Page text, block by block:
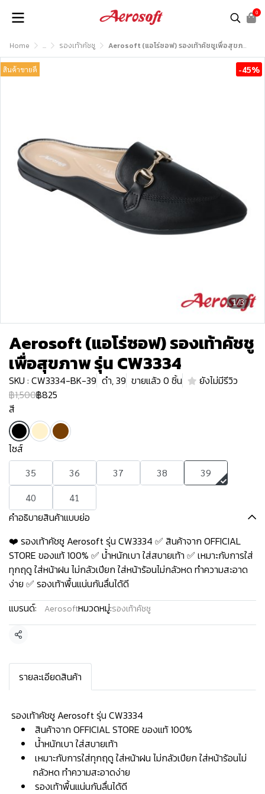
0
Home ... รองเท้าคัชชู Aerosoft (แอโร่ซอฟ) รองเท้าคัชชูเพื่อสุขภาพ รุ่น CW3334
1/3
สินค้าขายดี -45%
Aerosoft (แอโร่ซอฟ) รองเท้าคัชชู
เพื่อสุขภาพ รุ่น CW3334
SKU : CW3334-BK-39 ดำ, 39 ขายแล้ว 0 ชิ้น
ยังไม่มีรีวิว
฿1,500฿825
สี
ไซส์
35 36 37 38
39
40
41
คำอธิบายสินค้าแบบย่อ
❤️ รองเท้าคัชชู Aerosoft รุ่น CW3334 ✅ สินค้าจาก OFFICIAL
STORE ของแท้ 100% ✅ น้ำหนักเบา ใส่สบายเท้า ✅ เหมาะกับการใส่
ทุกฤดู ใส่หน้าฝน ไม่กลัวเปียก ใส่หน้าร้อนไม่กลัวหด ทำความสะอาด
ง่าย ✅ รองเท้าพื้นแน่นกันลื่นได้ดี
แบรนด์:
Aerosoftหมวดหมู่:รองเท้าคัชชู
แชร์
รายละเอียดสินค้า
️ รองเท้าคัชชู Aerosoft รุ่น CW3334
สินค้าจาก OFFICIAL STORE ของแท้ 100%
น้ำหนักเบา ใส่สบายเท้า
เหมาะกับการใส่ทุกฤดู ใส่หน้าฝน ไม่กลัวเปียก ใส่หน้าร้อนไม่
กลัวหด ทำความสะอาดง่าย
รองเท้าพื้นแน่นกันลื่นได้ดี